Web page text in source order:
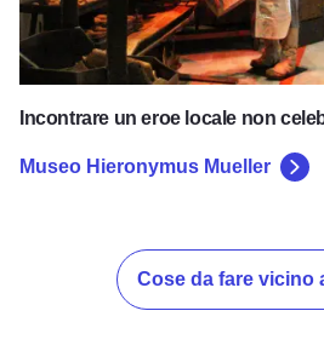
Incontrare un eroe locale non
Museo Hieronymus Mueller
Cose da fare vicino